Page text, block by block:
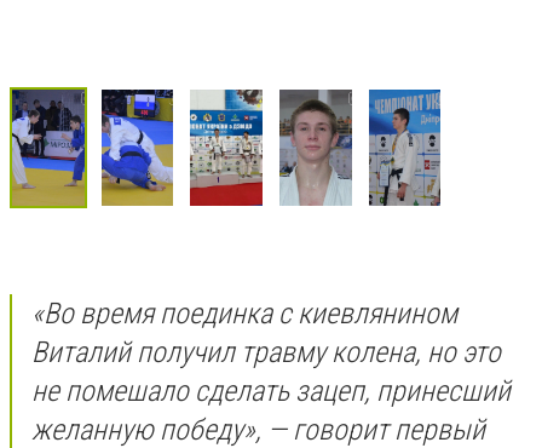
«Во время поединка с киевлянином
Виталий получил травму колена, но это
не помешало сделать зацеп, принесший
желанную победу», — говорит первый